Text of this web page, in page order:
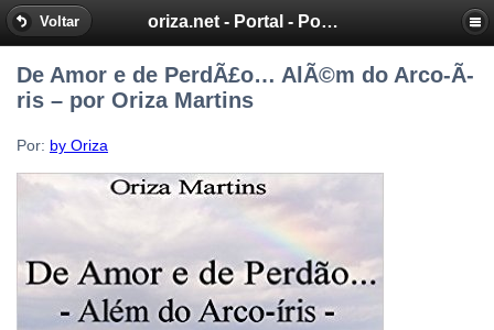
Voltar oriza.net - Portal - Poemas e Mensagens de Oriza Martins
De Amor e de PerdÃ£o… AlÃ©m do Arco-Ã­
ris – por Oriza Martins
Por: by Oriza